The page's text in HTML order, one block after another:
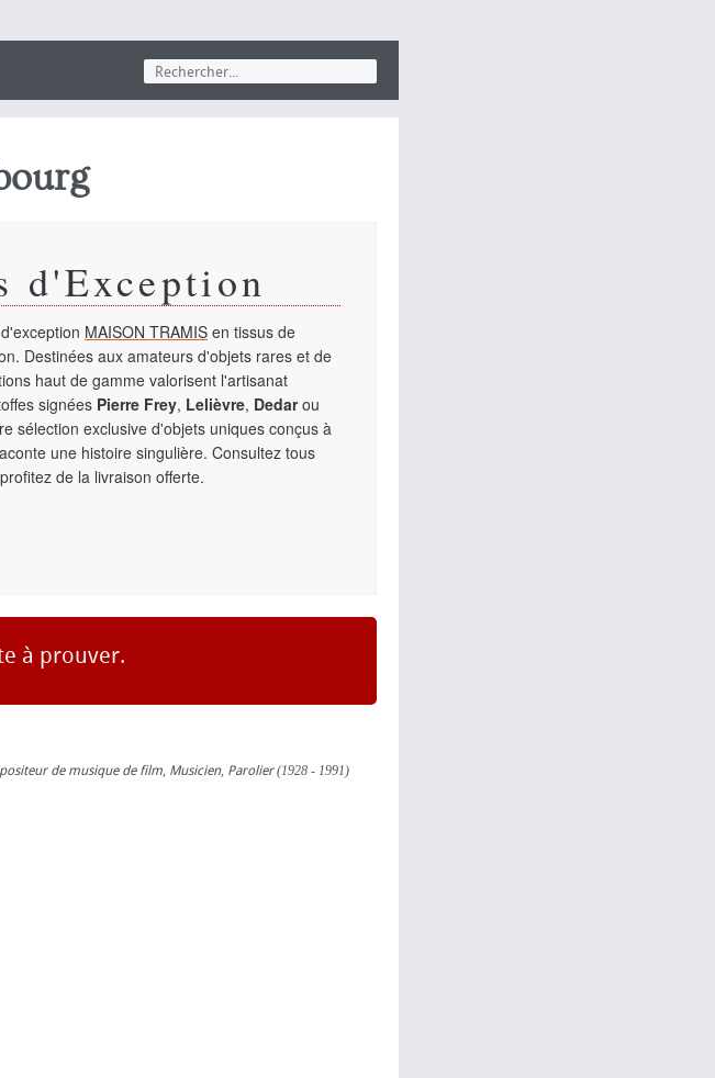
d'Exception
MAISON TRAMIS en tissus de
Destinées aux amateurs d'objets rares et de
haut de gamme valorisent l'artisanat
signées Pierre Frey, Lelièvre, Dedarou
sélection exclusive d'objets uniques conçus à
une histoire singulière. Consultez tous
de la livraison offerte.
à prouver.
de musique de film, Musicien, Parolier(1928 - 1991)